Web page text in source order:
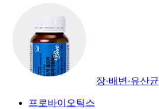
장·배변·유산균
프로바이오틱스